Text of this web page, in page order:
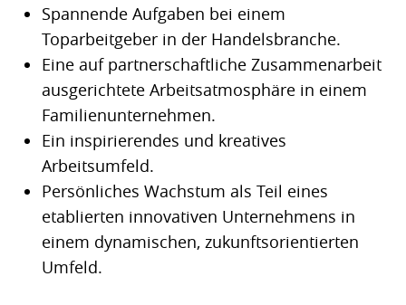
Spannende Aufgaben bei einem
Toparbeitgeber in der Handelsbranche.
Eine auf partnerschaftliche Zusammenarbeit
ausgerichtete Arbeitsatmosphäre in einem
Familienunternehmen.
Ein inspirierendes und kreatives
Arbeitsumfeld.
Persönliches Wachstum als Teil eines
etablierten innovativen Unternehmens in
einem dynamischen, zukunftsorientierten
Umfeld.